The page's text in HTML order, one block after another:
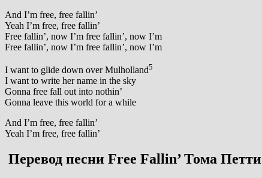
And I’m free, free fallin’
Yeah I’m free, free fallin’
Free fallin’, now I’m free fallin’, now I’m
Free fallin’, now I’m free fallin’, now I’m
I want to glide down over Mulholland5
I want to write her name in the sky
Gonna free fall out into nothin’
Gonna leave this world for a while
And I’m free, free fallin’
Yeah I’m free, free fallin’
Перевод песни Free Fallin’ Тома Петти